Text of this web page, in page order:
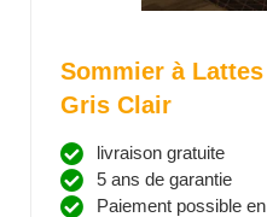
Sommier à
Gris Clair
livraison gratuite
5 ans de garantie
Paiement possible